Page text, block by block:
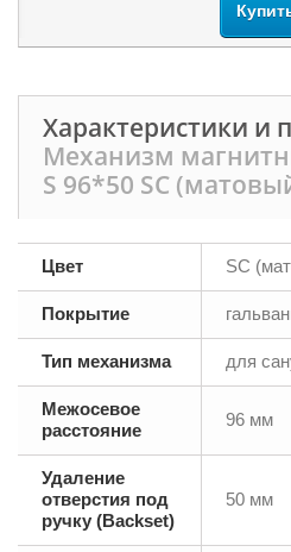
Характеристики и
Механизм
S 96*50 SC
Цвет SC
Покрытие
Тип механизма для
Межосевое
расстояние
96 мм
Удаление
отверстия под
ручку (Backset)
50 мм